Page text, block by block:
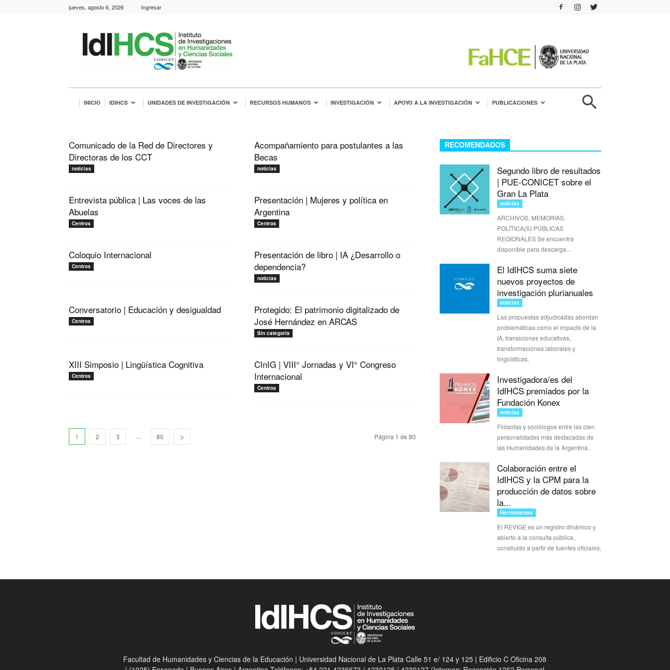
jueves, agosto 6, 2026 Ingresar
IdIHCS
INICIO IDIHCS UNIDADES DE INVESTIGACIÓN RECURSOS HUMANOS INVESTIGACIÓN APOYO A LA INVESTIGACIÓN PUBLICACIONES
Comunicado de la Red de Directores y
Directoras de los CCT
noticias
Acompañamiento para postulantes a las
Becas
noticias
Entrevista pública | Las voces de las
Abuelas
Centros
Presentación | Mujeres y política en
Argentina
Centros
Coloquio Internacional
Centros
Presentación de libro | IA ¿Desarrollo o
dependencia?
noticias
Conversatorio | Educación y desigualdad
Centros
Protegido: El patrimonio digitalizado de
José Hernández en ARCAS
Sin categoría
XIII Simposio | Lingüística Cognitiva
Centros
CInIG | VIII° Jornadas y VI° Congreso
Internacional
Centros
1 2 3 ... 80 Página 1 de 80
RECOMENDADOS
Segundo libro de resultados
| PUE-CONICET sobre el
Gran La Plata
noticias
ARCHIVOS, MEMORIAS,
POLÍTICA(S) PÚBLICAS
REGIONALES Se encuentra
disponible para descarga...
El IdIHCS suma siete
nuevos proyectos de
investigación plurianuales
noticias
Las propuestas adjudicadas abordan
problemáticas como el impacto de la
IA, transiciones educativas,
transformaciones laborales y
lingüísticas.
Investigadora/es del
IdIHCS premiados por la
Fundación Konex
noticias
Filósofas y sociólogos entre las cien
personalidades más destacadas de
las Humanidades de la Argentina.
Colaboración entre el
IdIHCS y la CPM para la
producción de datos sobre
la...
Herramientas
El REVIGE es un registro dinámico y
abierto a la consulta pública,
construido a partir de fuentes oficiales,
Facultad de Humanidades y Ciencias de la Educación | Universidad Nacional de La Plata Calle 51 e/ 124 y 125 | Edificio C Oficina 208